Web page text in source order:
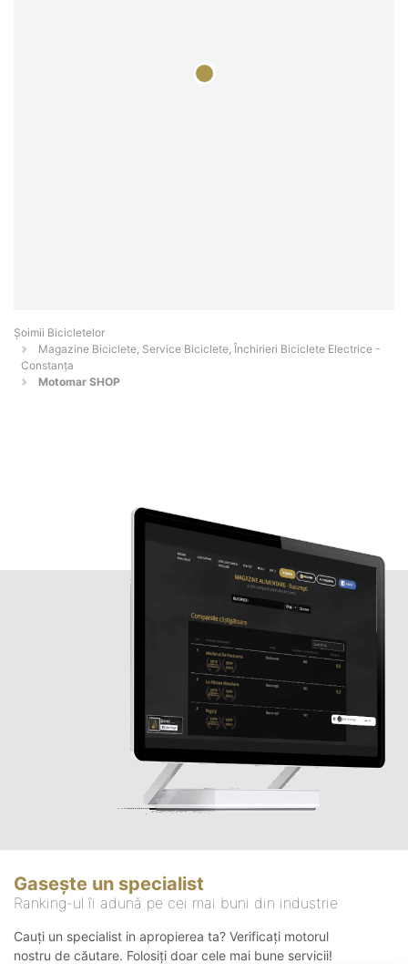
Șoimii Bicicletelor
Magazine Biciclete, Service Biciclete, Închirieri Biciclete Electrice -
Constanţa
Motomar SHOP
Gasește un specialist
Ranking-ul îi adună pe cei mai buni din industrie
Cauți un specialist in apropierea ta? Verificați motorul
nostru de căutare. Folosiți doar cele mai bune servicii!